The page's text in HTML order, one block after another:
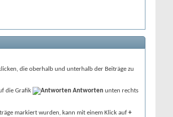
die oberhalb und unterhalb der Beiträge zu
die Grafik Antworten unten rechts
markiert wurden, kann mit einem Klick auf +